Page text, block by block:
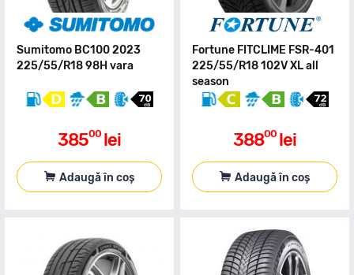
Sumitomo BC100 2023
225/55/R18 98H vara
38500 lei
Adaugă în coș
Fortune FITCLIME FSR-401
225/55/R18 102V XL all
season
38800 lei
Adaugă în coș